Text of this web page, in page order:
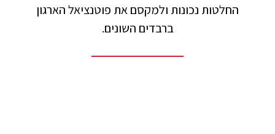
החלטות נכונות ולמקסם את פוטנציאל הארגון
ברבדים השונים.